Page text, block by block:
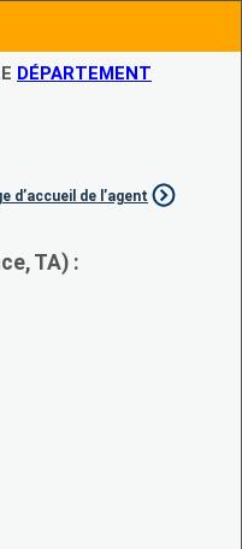
DÉPARTEMENT
d’accueil de l’agent
TA) :